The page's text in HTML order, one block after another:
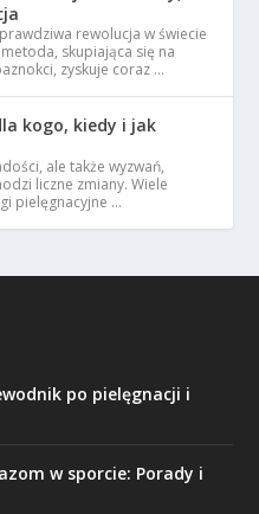
rewolucja w świecie
skupiająca się na
zyskuje coraz …
kogo, kiedy i jak
ale także wyzwań,
liczne zmiany. Wiele
pielęgnacyjne …
po pielęgnacji i
w sporcie: Porady i